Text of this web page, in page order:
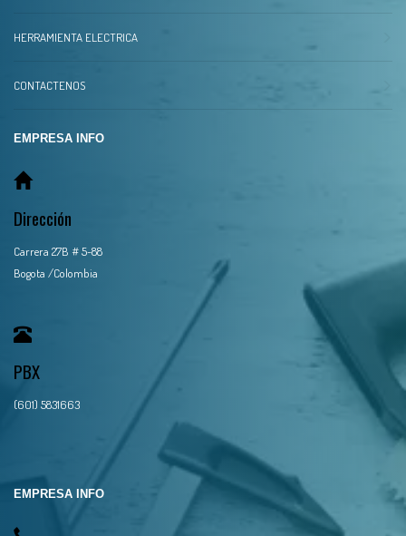
HERRAMIENTA ELECTRICA
CONTACTENOS
EMPRESA INFO
Dirección
Carrera 27B # 5-88
Bogota /Colombia
PBX
(601) 5831663
EMPRESA INFO